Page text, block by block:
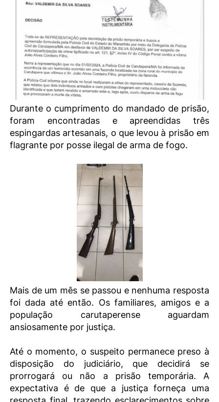
Durante o cumprimento do mandado de prisão,
foram encontradas e apreendidas três
espingardas artesanais, o que levou à prisão em
flagrante por posse ilegal de arma de fogo.
Mais de um mês se passou e nenhuma resposta
foi dada até então. Os familiares, amigos e a
população carutaperense aguardam
ansiosamente por justiça.
Até o momento, o suspeito permanece preso à
disposição do judiciário, que decidirá se
prorrogará ou não a prisão temporária. A
expectativa é de que a justiça forneça uma